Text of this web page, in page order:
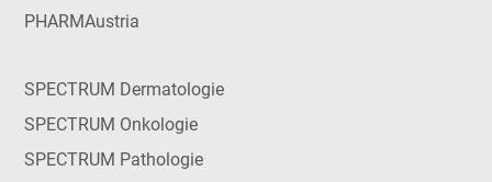
PHARMAustria
SPECTRUM Dermatologie
SPECTRUM Onkologie
SPECTRUM Pathologie